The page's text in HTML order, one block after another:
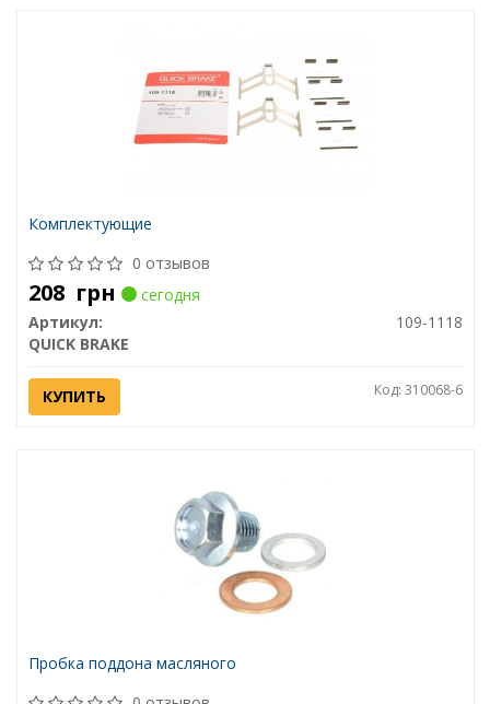
Комплектующие
0 отзывов
208 грн
сегодня
Артикул:
109-1118
QUICK BRAKE
КУПИТЬ Код: 310068-6
Пробка поддона масляного